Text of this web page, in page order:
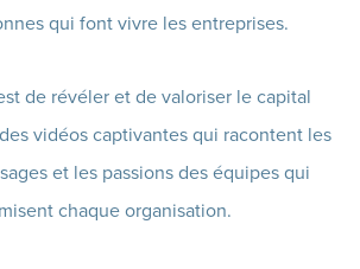
qui font vivre les entreprises.
de révéler et de valoriser le capital
vidéos captivantes qui racontent les
et les passions des équipes qui
chaque organisation.